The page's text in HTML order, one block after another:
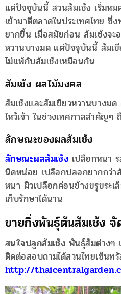
แต่ปัจจุบันนี้ สวนส้มเช้ง เริ่มหม
เข้ามาตีตลาดในประเทศไทย ซึ่
ยากขึ้น เมื่อสมัยก่อน ส้มเช้งจ
หวานบางมด แต่ปัจจุบันนี้ ส้มเ
ไม่แพ้กับส้มเช้งเหมือนกัน
ส้มเช้ง ผลไม้มงคล
ส้มเช้งและส้มเขียวหวานบางม
ไหว้เจ้า ในช่วงเทศกาลสำคัญๆ
ลักษณะของผลส้มเช้ง
ลักษณะผลส้มเช้ง เปลือกหนา
นิดหน่อย เปลือกปลอกยากกว่า
หนา ผิวเปลือกค่อนข้างขรุขระ
เก็บรักษาได้นาน
ขายกิ่งพันธุ์ต้นส้มเช้ง
สนใจปลูกส้มเช้ง พันธุ์ส้มต่างๆ
ติดต่อสอบถามได้สวนไทยเซ็นท
http://